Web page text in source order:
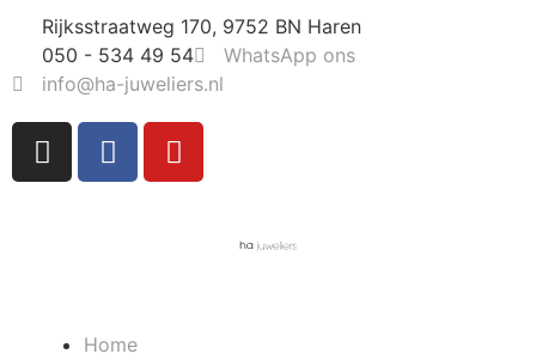
Rijksstraatweg 170, 9752 BN Haren
050 - 534 49 54
WhatsApp ons
info@ha-juweliers.nl
Home